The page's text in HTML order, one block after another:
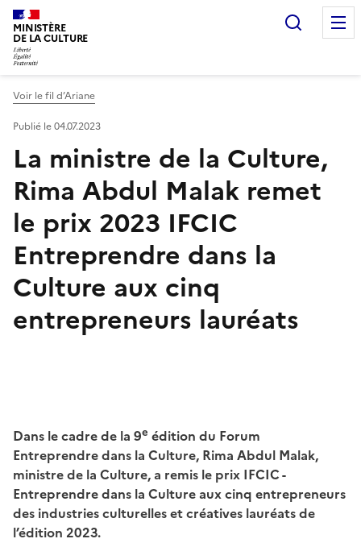
MINISTÈRE
DE LA CULTURE
Voir le fil d’Ariane
La ministre de la Culture,
Rima Abdul Malak remet
le prix 2023 IFCIC
Entreprendre dans la
Culture aux cinq
entrepreneurs lauréats
Publié le 04.07.2023
Dans le cadre de la 9e édition du Forum
Entreprendre dans la Culture, Rima Abdul Malak,
ministre de la Culture, a remis le prix IFCIC -
Entreprendre dans la Culture aux cinq entrepreneurs
des industries culturelles et créatives lauréats de
l’édition 2023.